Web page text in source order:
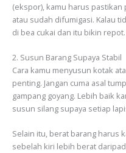
(ekspor), kamu harus pastikan
atau sudah difumigasi. Kalau
di bea cukai dan itu bikin repot.
2. Susun Barang Supaya Stabil
Cara kamu menyusun kotak
penting. Jangan cuma asal
gampang goyang. Lebih baik
susun silang supaya setiap
Selain itu, berat barang harus
sebelah kiri lebih berat